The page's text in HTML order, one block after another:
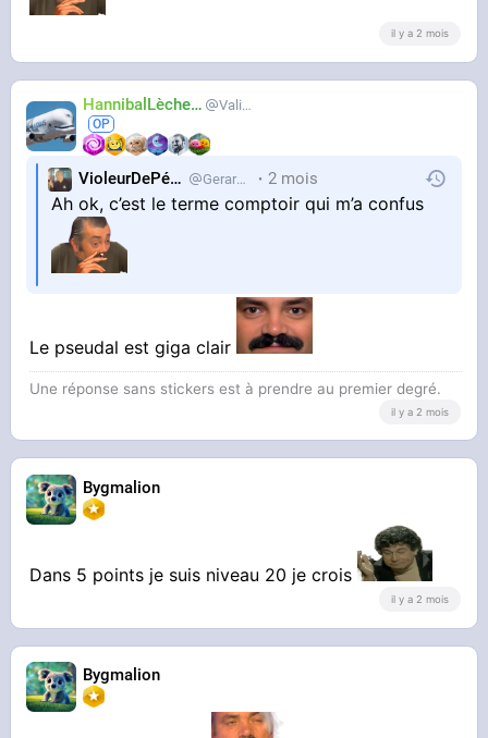
il y a 2 mois
HannibalLècheur Valium
VioleurDePédo Gerardlevain 2 mois
Ah ok, c’est le terme comptoir qui m’a confus
Le pseudal est giga clair
Une réponse sans stickers est à prendre au premier degré.
il y a 2 mois
Bygmalion
Dans 5 points je suis niveau 20 je crois
il y a 2 mois
Bygmalion